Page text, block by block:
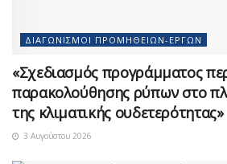
ΔΙΑΓΩΝΙΣΜΟΊ ΠΡΟΜΗΘΕΙΏΝ-ΈΡΓΩΝ
«Σχεδιασμός προγράμματος
παρακολούθησης ρύπων στο
της κλιματικής ουδετερότητας»
3 Αυγούστου 2026